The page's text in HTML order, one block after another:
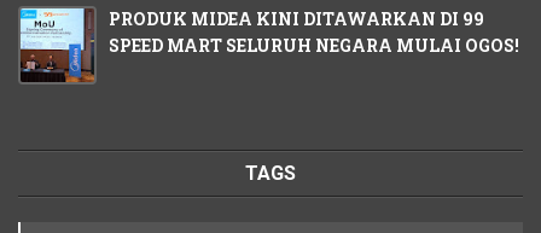
PRODUK MIDEA KINI DITAWARKAN DI 99
SPEED MART SELURUH NEGARA MULAI OGOS!
TAGS